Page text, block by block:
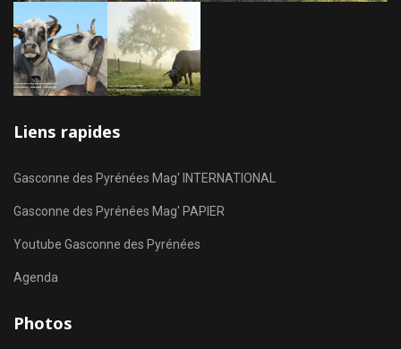
Liens rapides
Gasconne des Pyrénées Mag' INTERNATIONAL
Gasconne des Pyrénées Mag' PAPIER
Youtube Gasconne des Pyrénées
Agenda
Photos